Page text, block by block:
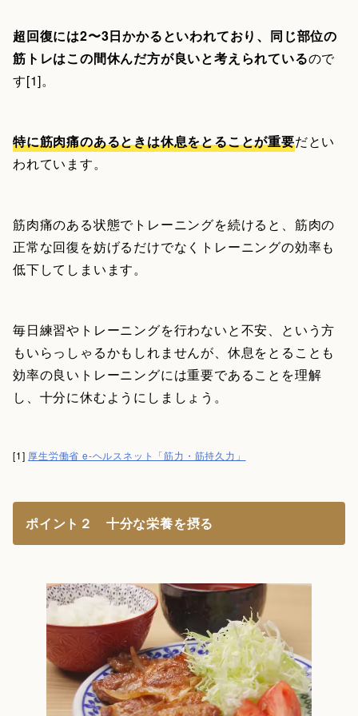
超回復には2〜3日かかるといわれており、同じ部位の
筋トレはこの間休んだ方が良いと考えられているので
す[1]。
特に筋肉痛のあるときは休息をとることが重要だとい
われています。
筋肉痛のある状態でトレーニングを続けると、筋肉の
正常な回復を妨げるだけでなくトレーニングの効率も
低下してしまいます。
毎日練習やトレーニングを行わないと不安、という方
もいらっしゃるかもしれませんが、休息をとることも
効率の良いトレーニングには重要であることを理解
し、十分に休むようにしましょう。
[1] 厚生労働省 e-ヘルスネット「筋力・筋持久力」
ポイント２ 十分な栄養を摂る